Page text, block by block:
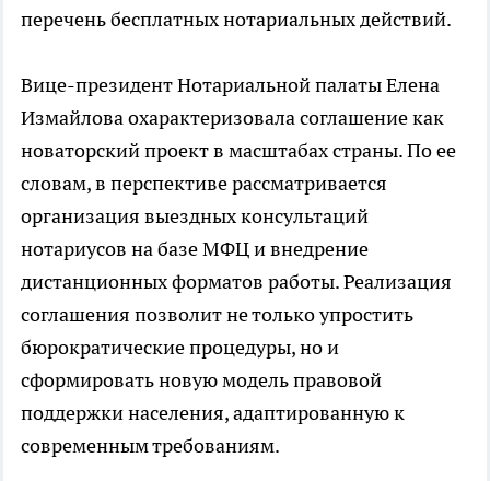
перечень бесплатных нотариальных действий.
Вице-президент Нотариальной палаты Елена
Измайлова охарактеризовала соглашение как
новаторский проект в масштабах страны. По ее
словам, в перспективе рассматривается
организация выездных консультаций
нотариусов на базе МФЦ и внедрение
дистанционных форматов работы. Реализация
соглашения позволит не только упростить
бюрократические процедуры, но и
сформировать новую модель правовой
поддержки населения, адаптированную к
современным требованиям.